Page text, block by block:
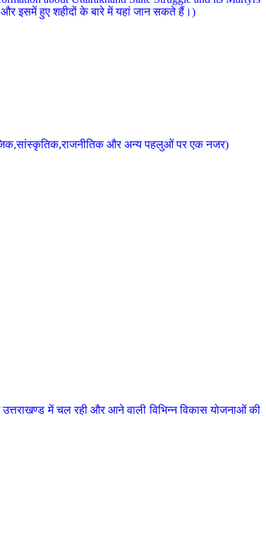
और इसमें हुए शहीदों के बारे में यहां जान सकते हैं।)
और अन्य पहलुओं पर एक नजर)
में चल रही और आने वाली विभिन्न विकास योजनाओं की